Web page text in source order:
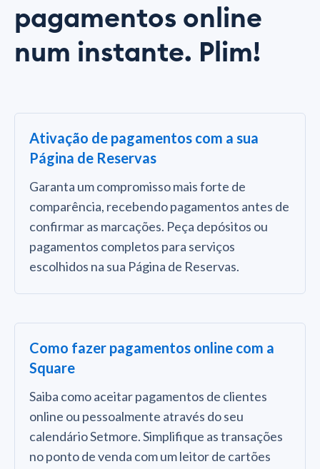
pagamentos online
num instante. Plim!
Ativação de pagamentos com a sua
Página de Reservas
Garanta um compromisso mais forte de
comparência, recebendo pagamentos antes de
confirmar as marcações. Peça depósitos ou
pagamentos completos para serviços
escolhidos na sua Página de Reservas.
Como fazer pagamentos online com a
Square
Saiba como aceitar pagamentos de clientes
online ou pessoalmente através do seu
calendário Setmore. Simplifique as transações
no ponto de venda com um leitor de cartões